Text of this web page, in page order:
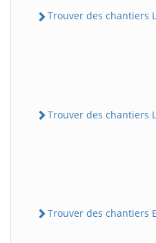
Trouver des chantiers
Trouver des chantiers
Trouver des chantiers